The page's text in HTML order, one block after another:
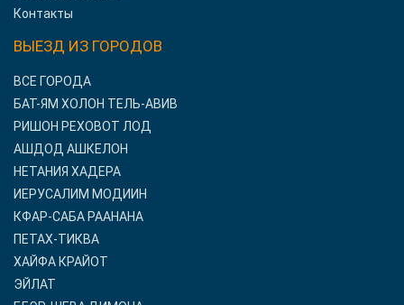
Контакты
ВЫЕЗД ИЗ ГОРОДОВ
ВСЕ ГОРОДА
БАТ-ЯМ ХОЛОН ТЕЛЬ-АВИВ
РИШОН РЕХОВОТ ЛОД
АШДОД АШКЕЛОН
НЕТАНИЯ ХАДЕРА
ИЕРУСАЛИМ МОДИИН
КФАР-САБА РААНАНА
ПЕТАХ-ТИКВА
ХАЙФА КРАЙОТ
ЭЙЛАТ